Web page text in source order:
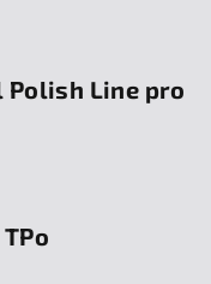
Polish Line pro